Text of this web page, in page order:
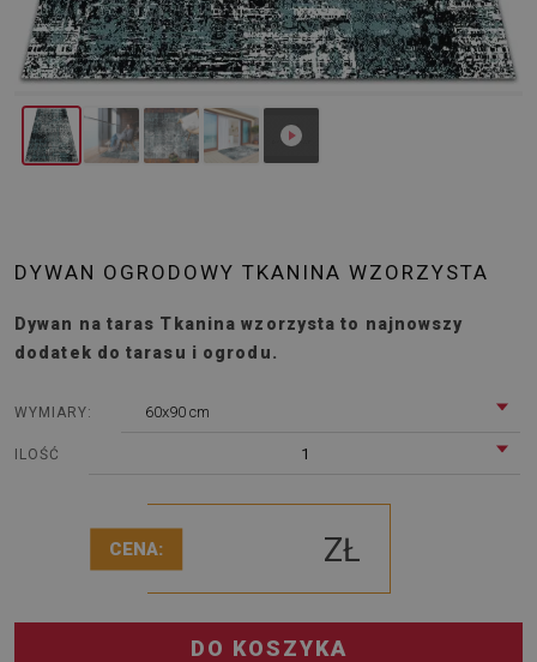
DYWAN OGRODOWY TKANINA WZORZYSTA
Dywan na taras Tkanina wzorzysta to najnowszy
dodatek do tarasu i ogrodu.
WYMIARY: 60x90 cm
ILOŚĆ 1
CENA: ZŁ
DO KOSZYKA